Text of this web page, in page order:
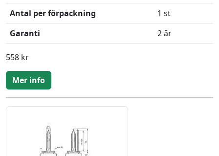
Antal per förpackning
1 st
Garanti
2 år
558 kr
Mer info